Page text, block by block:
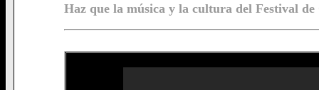
Haz que la música y la cultura del Festival